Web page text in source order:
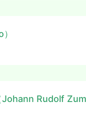
Johann Rudolf